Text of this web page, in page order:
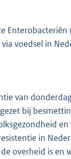
voedsel in
van
bij
in
overheid is en